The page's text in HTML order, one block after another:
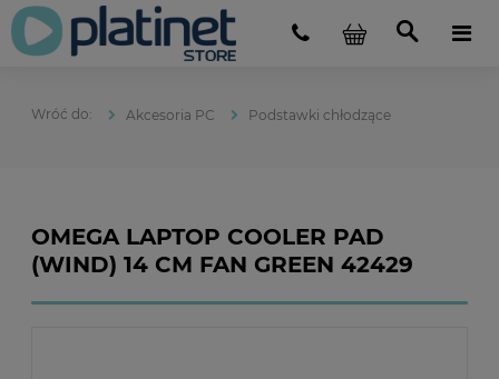
Akcesoria PC Podstawki chłodzące
OMEGA LAPTOP COOLER PAD
(WIND) 14 CM FAN GREEN 42429